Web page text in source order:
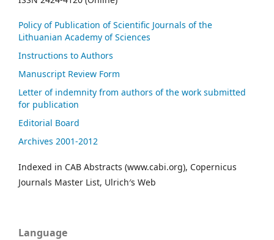
Policy of Publication of Scientific Journals of the
Lithuanian Academy of Sciences
Instructions to Authors
Manuscript Review Form
Letter of indemnity from authors of the work submitted
for publication
Editorial Board
Archives 2001-2012
Indexed in CAB Abstracts (www.cabi.org), Copernicus
Journals Master List, Ulrich′s Web
Language